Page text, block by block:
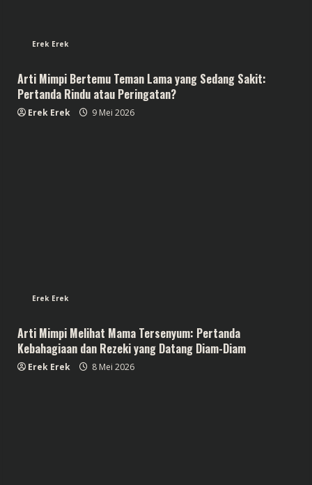
Erek Erek
Arti Mimpi Bertemu Teman Lama yang Sedang Sakit:
Pertanda Rindu atau Peringatan?
Erek Erek 9 Mei 2026
Erek Erek
Arti Mimpi Melihat Mama Tersenyum: Pertanda
Kebahagiaan dan Rezeki yang Datang Diam-Diam
Erek Erek 8 Mei 2026